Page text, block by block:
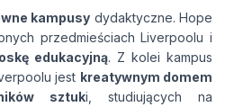
kampusy dydaktyczne. Hope
przedmieściach Liverpoolu i
edukacyjną. Z kolei kampus
jest kreatywnym domem
sztuki, studiujących na